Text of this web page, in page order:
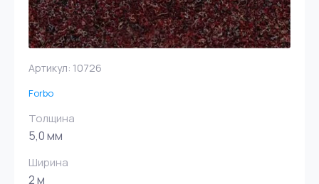
Артикул: 10726
Forbo
Толщина
5,0 мм
Ширина
2 м